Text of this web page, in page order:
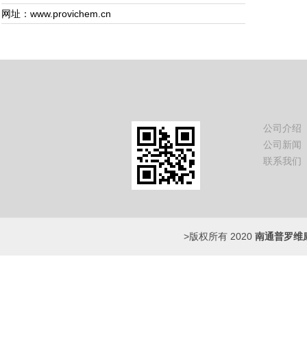
网址：www.provichem.cn
公司介绍
公司新闻
联系我们
>版权所有 2020 南通普罗维